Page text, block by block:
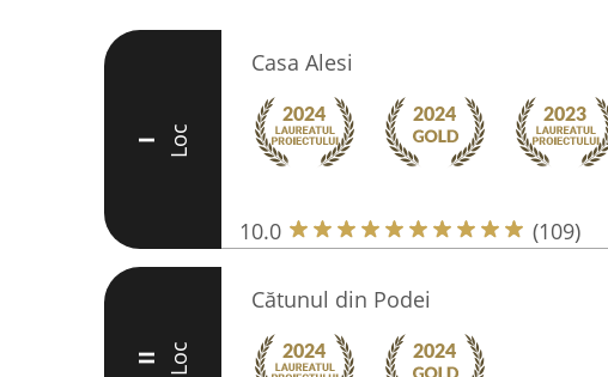
I Loc
Casa Alesi
10.0 (109)
II Loc
Cătunul din Podei